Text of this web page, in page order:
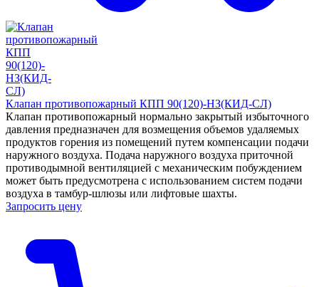
Клапан противопожарный КПП 90(120)-НЗ(КИД-СЛ)
Клапан противопожарный нормально закрытый избыточного
давления предназначен для возмещения объемов удаляемых
продуктов горения из помещений путем компенсации подачи
наружного воздуха. Подача наружного воздуха приточной
противодымной вентиляцией с механическим побуждением
может быть предусмотрена с использованием систем подачи
воздуха в тамбур-шлюзы или лифтовые шахты.
Запросить цену